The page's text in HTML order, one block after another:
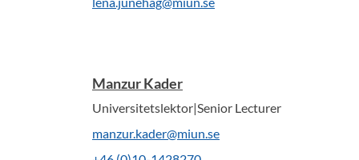
Manzur Kader
Universitetslektor|Senior Lecturer
manzur.kader@miun.se